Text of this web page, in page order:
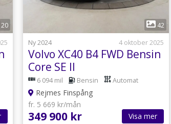
20
42
Ny 2024
4 oktober 2025
Volvo XC40 B4 FWD Bensin
Core SE II
6 094 mil Bensin Automat
Rejmes Finspång
fr. 5 669 kr/mån
349 900 kr Visa mer